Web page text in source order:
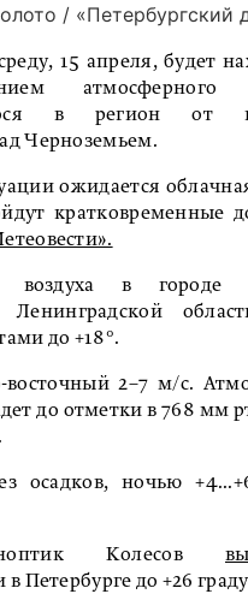
/ «Петербургский
15 апреля, будет
атмосферного
в регион от
Черноземьем.
ожидается
кратковременные
воздуха в городе
Ленинградской
до +18°.
восточный 2–7 м/с.
до отметки в 768 мм
осадков, ночью
Колесов
Петербурге до +26